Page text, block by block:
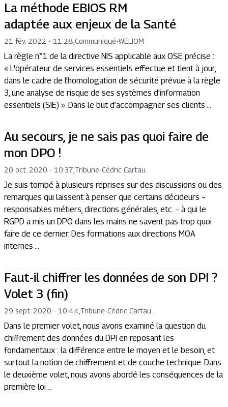
La méthode EBIOS RM
adaptée aux enjeux de la Santé
21 fév. 2022 - 11:28 Communiqué-WELIOM
La règle n°1 de la directive NIS applicable aux OSE précise :
« L'opérateur de services essentiels effectue et tient à jour,
dans le cadre de l'homologation de sécurité prévue à la règle
3, une analyse de risque de ses systèmes d'information
essentiels (SIE) ». Dans le but d’accompagner ses clients ...
Au secours, je ne sais pas quoi faire de
mon DPO !
20 oct. 2020 - 10:37 Tribune-Cédric Cartau
Je suis tombé à plusieurs reprises sur des discussions ou des
remarques qui laissent à penser que certains décideurs –
responsables métiers, directions générales, etc. – à qui le
RGPD a mis un DPO dans les mains ne savent pas trop quoi
faire de ce dernier. Des formations aux directions MOA
internes ...
Faut-il chiffrer les données de son DPI ?
Volet 3 (fin)
29 sept. 2020 - 10:44 Tribune-Cédric Cartau
Dans le premier volet, nous avons examiné la question du
chiffrement des données du DPI en reposant les
fondamentaux : la différence entre le moyen et le besoin, et
surtout la notion de chiffrement et de couche technique. Dans
le deuxième volet, nous avons abordé les conséquences de la
première loi ...